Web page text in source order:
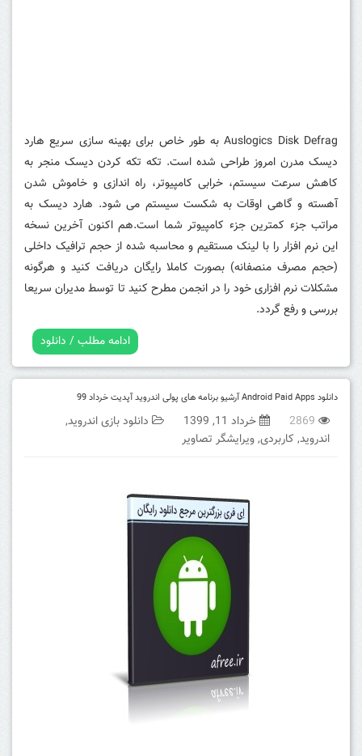
Auslogics Disk Defrag به طور خاص برای بهینه سازی سریع هارد
دیسک مدرن امروز طراحی شده است. تکه تکه کردن دیسک منجر به
کاهش سرعت سیستم، خرابی کامپیوتر، راه اندازی و خاموش شدن
آهسته و گاهی اوقات به شکست سیستم می شود. هارد دیسک به
مراتب جزء کمترین جزء کامپیوتر شما است.هم اکنون آخرین نسخه
این نرم افزار را با لینک مستقیم و محاسبه شده از حجم ترافیک داخلی
(حجم مصرف منصفانه) بصورت کاملا رایگان دریافت کنید و هرگونه
مشکلات نرم افزاری خود را در انجمن مطرح کنید تا توسط مدیران سریعا
بررسی و رفع گردد.
ادامه مطلب / دانلود
دانلود Android Paid Apps آرشیو برنامه های پولی اندروید آپدیت خرداد 99
2869 خرداد 11, 1399 دانلود بازی اندروید,
اندروید, کاربردی,ویرایشگر تصاویر